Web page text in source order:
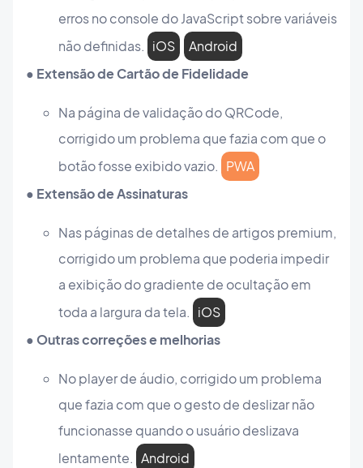
erros no console do JavaScript sobre variáveis
não definidas. iOS
Android
● Extensão de Cartão de Fidelidade
Na página de validação do QRCode,
corrigido um problema que fazia com que o
botão fosse exibido vazio. PWA
● Extensão de Assinaturas
Nas páginas de detalhes de artigos premium,
corrigido um problema que poderia impedir
a exibição do gradiente de ocultação em
toda a largura da tela. iOS
● Outras correções e melhorias
No player de áudio, corrigido um problema
que fazia com que o gesto de deslizar não
funcionasse quando o usuário deslizava
lentamente. Android